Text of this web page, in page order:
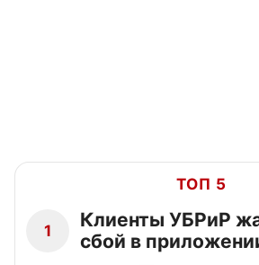
ТОП 5
1
Клиенты УБРиР
сбой в